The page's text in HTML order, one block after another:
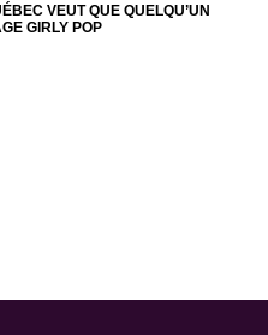
VEUT QUE QUELQU’UN
GIRLY POP